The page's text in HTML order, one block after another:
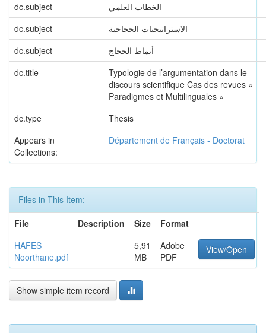
dc.subject
الخطاب العلمي
dc.subject
الاستراتيجيات الحجاجية
dc.subject
أنماط الحجاج
dc.title
Typologie de l’argumentation dans le
discours scientifique Cas des revues «
Paradigmes et Multilinguales »
dc.type
Thesis
Appears in
Collections:
Département de Français - Doctorat
Files in This Item:
File
Description Size
Format
HAFES
Noorthane.pdf
5,91
MB
Adobe
PDF
View/Open
Show simple item record